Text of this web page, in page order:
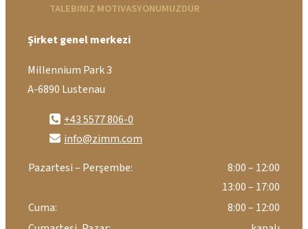
TALEBINIZ MOTIVASYONUMUZDUR
Şirket genel merkezi
Millennium Park 3
A-6890 Lustenau
+43 5577 806-0
info@zimm.com
Pazartesi – Perşembe:
8:00 – 12:00
13:00 – 17:00
Cuma:
8:00 – 12:00